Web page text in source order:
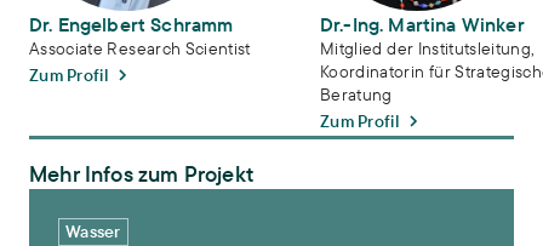
Dr. Engelbert Schramm
Associate Research Scientist
Zum Profil
Dr.-Ing. Martina Winker
Mitglied der Institutsleitung,
Koordinatorin für
Beratung
Zum Profil
Mehr Infos zum Projekt
Wasser